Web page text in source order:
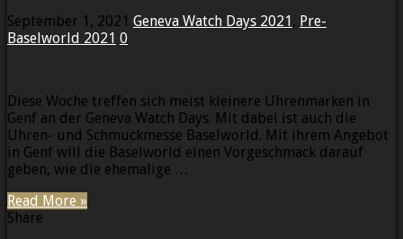
September 1, 2021 Geneva Watch Days 2021, Pre-
Baselworld 2021 0
Diese Woche treffen sich meist kleinere Uhrenmarken in
Genf an der Geneva Watch Days. Mit dabei ist auch die
Uhren- und Schmuckmesse Baselworld. Mit ihrem Angebot
in Genf will die Baselworld einen Vorgeschmack darauf
geben, wie die ehemalige …
Read More »
Share